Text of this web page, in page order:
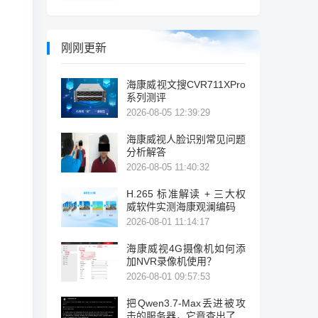
刚刚更新
海康威视文搜CVR711XPro
系列测评
2026-08-05 12:39:29
海康威视人脸识别常见问题
分析解答
2026-08-05 11:40:32
H.265 标准解读 + 三大权
威软件实测海康观澜编码
2026-08-01 11:14:17
海康威视4G摄像机如何添
加NVR录像机使用？
2026-08-01 09:57:53
把Qwen3.7-Max丢进被攻